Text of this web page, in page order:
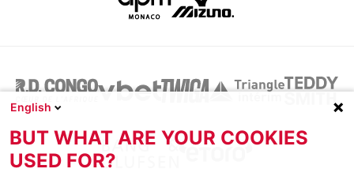
English
BUT WHAT ARE YOUR COOKIES
USED FOR?